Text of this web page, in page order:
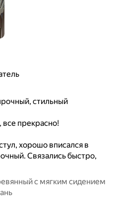
стильный
прекрасно!
хорошо вписался в
Связались быстро,
с мягким сидением